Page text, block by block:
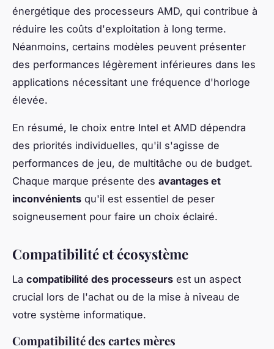
énergétique des processeurs AMD, qui contribue à
réduire les coûts d'exploitation à long terme.
Néanmoins, certains modèles peuvent présenter
des performances légèrement inférieures dans les
applications nécessitant une fréquence d'horloge
élevée.
En résumé, le choix entre Intel et AMD dépendra
des priorités individuelles, qu'il s'agisse de
performances de jeu, de multitâche ou de budget.
Chaque marque présente des avantages et
inconvénients qu'il est essentiel de peser
soigneusement pour faire un choix éclairé.
Compatibilité et écosystème
La compatibilité des processeurs est un aspect
crucial lors de l'achat ou de la mise à niveau de
votre système informatique.
Compatibilité des cartes mères